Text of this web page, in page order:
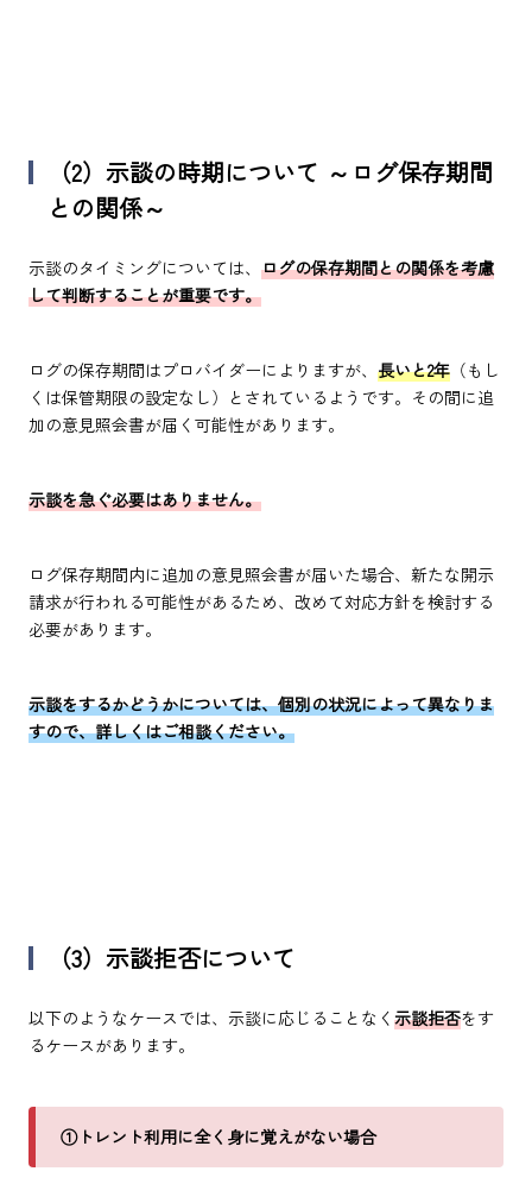
（2）示談の時期について ～ログ保存期間
との関係～
示談のタイミングについては、 ログの保存期間との関係を考慮
して判断することが重要です。
ログの保存期間はプロバイダーによりますが、 長いと2年 （もし
くは保管期限の設定なし）とされているようです。その間に追
加の意見照会書が届く可能性があります。
示談を急ぐ必要はありません。
ログ保存期間内に追加の意見照会書が届いた場合、新たな開示
請求が行われる可能性があるため、改めて対応方針を検討する
必要があります。
示談をするかどうかについては、個別の状況によって異なりま
すので、詳しくはご相談ください。
（3）示談拒否について
以下のようなケースでは、示談に応じることなく 示談拒否をす
るケースがあります。
①トレント利用に全く身に覚えがない場合